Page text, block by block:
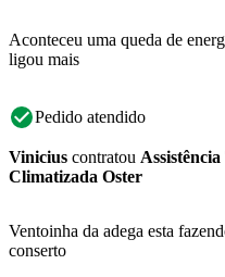
Aconteceu uma queda de
ligou mais
Pedido atendido
Vinicius contratou
Climatizada Oster
Ventoinha da adega esta
conserto